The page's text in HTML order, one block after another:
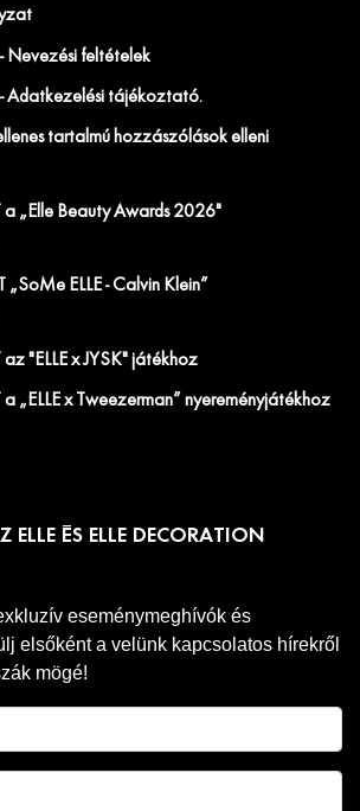
- Nevezési feltételek
- Adatkezelési tájékoztató.
tartalmú hozzászólások elleni
a „Elle Beauty Awards 2026"
ELLE - Calvin Klein”
"ELLE x JYSK" játékhoz
„ELLE x Tweezerman” nyereményjátékhoz
ELLE ÉS ELLE DECORATION
eseménymeghívók és
elsőként a velünk kapcsolatos hírekről
mögé!